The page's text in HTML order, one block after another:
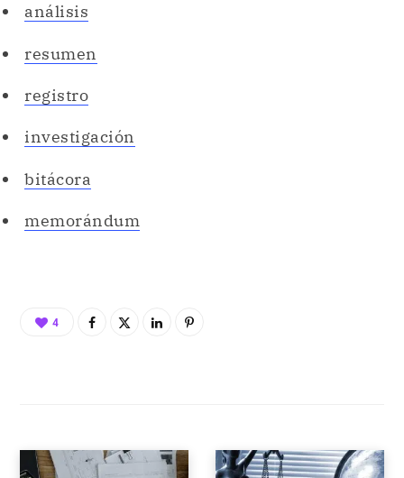
análisis
resumen
registro
investigación
bitácora
memorándum
4